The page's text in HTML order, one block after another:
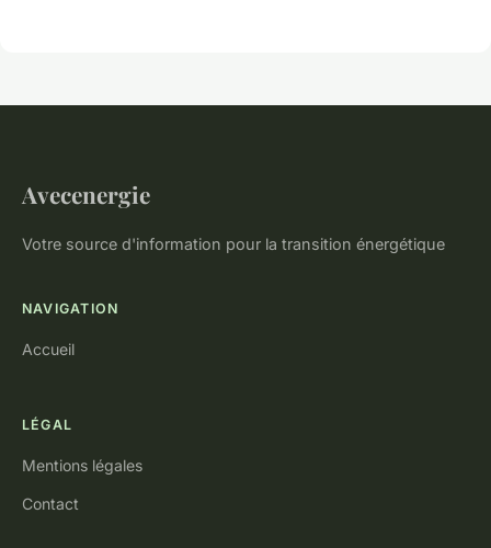
Avecenergie
Votre source d'information pour la transition énergétique
NAVIGATION
Accueil
LÉGAL
Mentions légales
Contact